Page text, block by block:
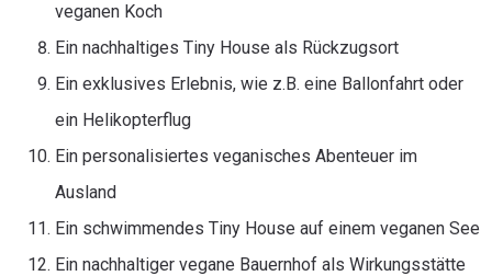
veganen Koch
Ein nachhaltiges Tiny House als Rückzugsort
Ein exklusives Erlebnis, wie z.B. eine Ballonfahrt oder
ein Helikopterflug
Ein personalisiertes veganisches Abenteuer im
Ausland
Ein schwimmendes Tiny House auf einem veganen See
Ein nachhaltiger vegane Bauernhof als Wirkungsstätte